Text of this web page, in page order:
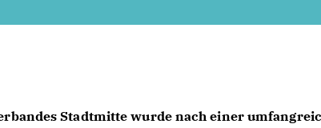
Stadtmitte wurde nach einer